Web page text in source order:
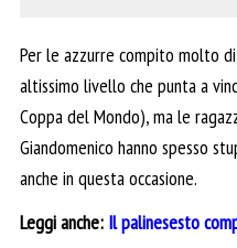
Per le azzurre compito molto
altissimo livello che punta a
Coppa del Mondo), ma le
Giandomenico hanno spesso
anche in questa occasione.
Leggi anche: Il palinesesto